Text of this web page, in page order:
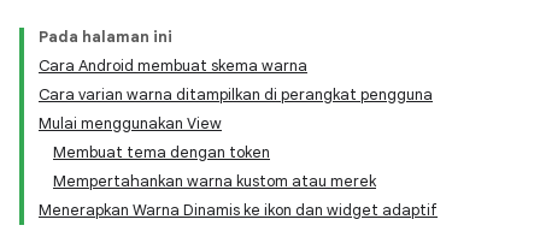
Pada halaman ini
Cara Android membuat skema warna
Cara varian warna ditampilkan di perangkat pengguna
Mulai menggunakan View
Membuat tema dengan token
Mempertahankan warna kustom atau merek
Menerapkan Warna Dinamis ke ikon dan widget adaptif